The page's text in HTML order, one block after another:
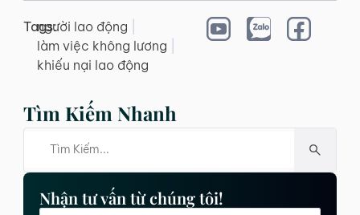
Tags:
người lao động
làm việc không lương
khiếu nại lao động
Tìm Kiếm Nhanh
Nhận tư vấn từ chúng tôi!